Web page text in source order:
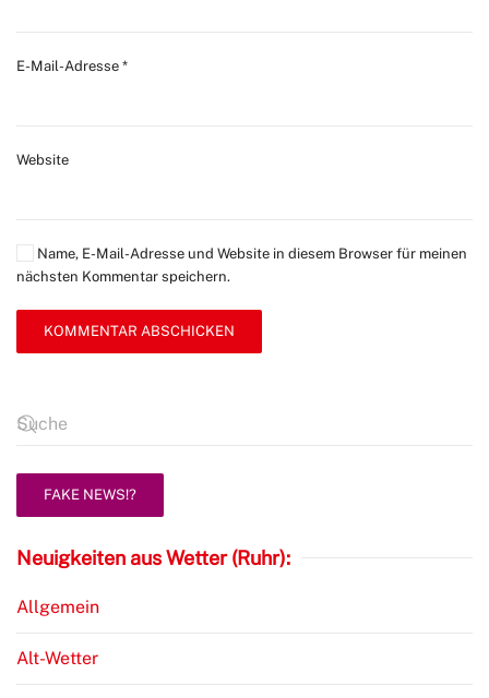
E-Mail-Adresse *
Website
Name, E-Mail-Adresse und Website in diesem Browser für meinen
nächsten Kommentar speichern.
KOMMENTAR ABSCHICKEN
FAKE NEWS!?
Neuigkeiten aus Wetter (Ruhr):
Allgemein
Alt-Wetter